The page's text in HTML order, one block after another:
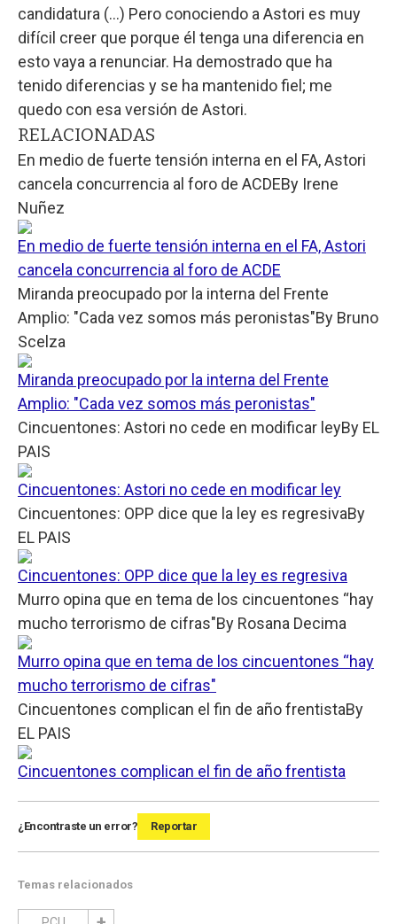
candidatura (...) Pero conociendo a Astori es muy
difícil creer que porque él tenga una diferencia en
esto vaya a renunciar. Ha demostrado que ha
tenido diferencias y se ha mantenido fiel; me
quedo con esa versión de Astori.
RELACIONADAS
En medio de fuerte tensión interna en el FA, Astori
cancela concurrencia al foro de ACDEBy Irene
Nuñez
En medio de fuerte tensión interna en el FA, Astori
cancela concurrencia al foro de ACDE
Miranda preocupado por la interna del Frente
Amplio: "Cada vez somos más peronistas"By Bruno
Scelza
Miranda preocupado por la interna del Frente
Amplio: "Cada vez somos más peronistas"
Cincuentones: Astori no cede en modificar leyBy EL
PAIS
Cincuentones: Astori no cede en modificar ley
Cincuentones: OPP dice que la ley es regresivaBy
EL PAIS
Cincuentones: OPP dice que la ley es regresiva
Murro opina que en tema de los cincuentones “hay
mucho terrorismo de cifras"By Rosana Decima
Murro opina que en tema de los cincuentones “hay
mucho terrorismo de cifras"
Cincuentones complican el fin de año frentistaBy
EL PAIS
Cincuentones complican el fin de año frentista
¿Encontraste un error? Reportar
Temas relacionados